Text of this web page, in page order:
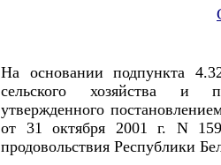
На основании подпункта
сельского хозяйства и
утвержденного
от 31 октября 2001 г. N
продовольствия Республики